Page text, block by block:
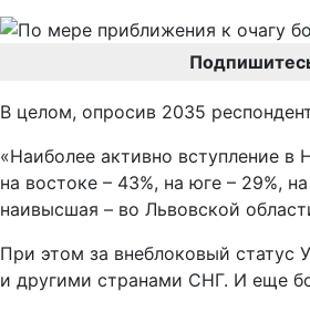
В целом, опросив 2035
«Наиболее активно вступление
на востоке – 43%, на юге – 29%,
наивысшая – во Львовской
При этом за внеблоковый статус
и другими странами СНГ. И еще